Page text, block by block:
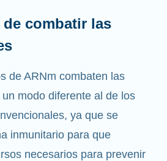
de combatir las
de ARNm combaten las
modo diferente al de los
ya que se
inmunitario para que
necesarios para prevenir